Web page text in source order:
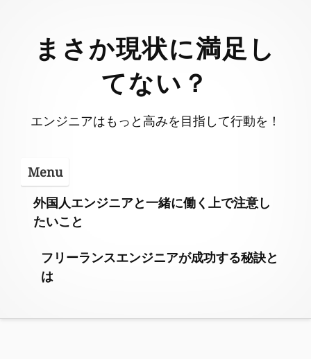
contentまさか現状に満足し
てない？
エンジニアはもっと高みを目指して行動を！
Menu
外国人エンジニアと一緒に働く上で注意し
たいこと
フリーランスエンジニアが成功する秘訣と
は